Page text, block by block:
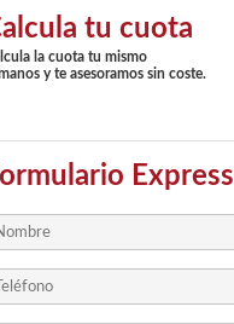
tu cuota
la cuota tu mismo
y te asesoramos sin coste.
Express